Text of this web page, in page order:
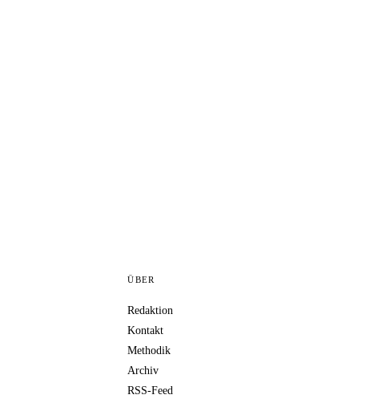
ÜBER
Redaktion
Kontakt
Methodik
Archiv
RSS-Feed